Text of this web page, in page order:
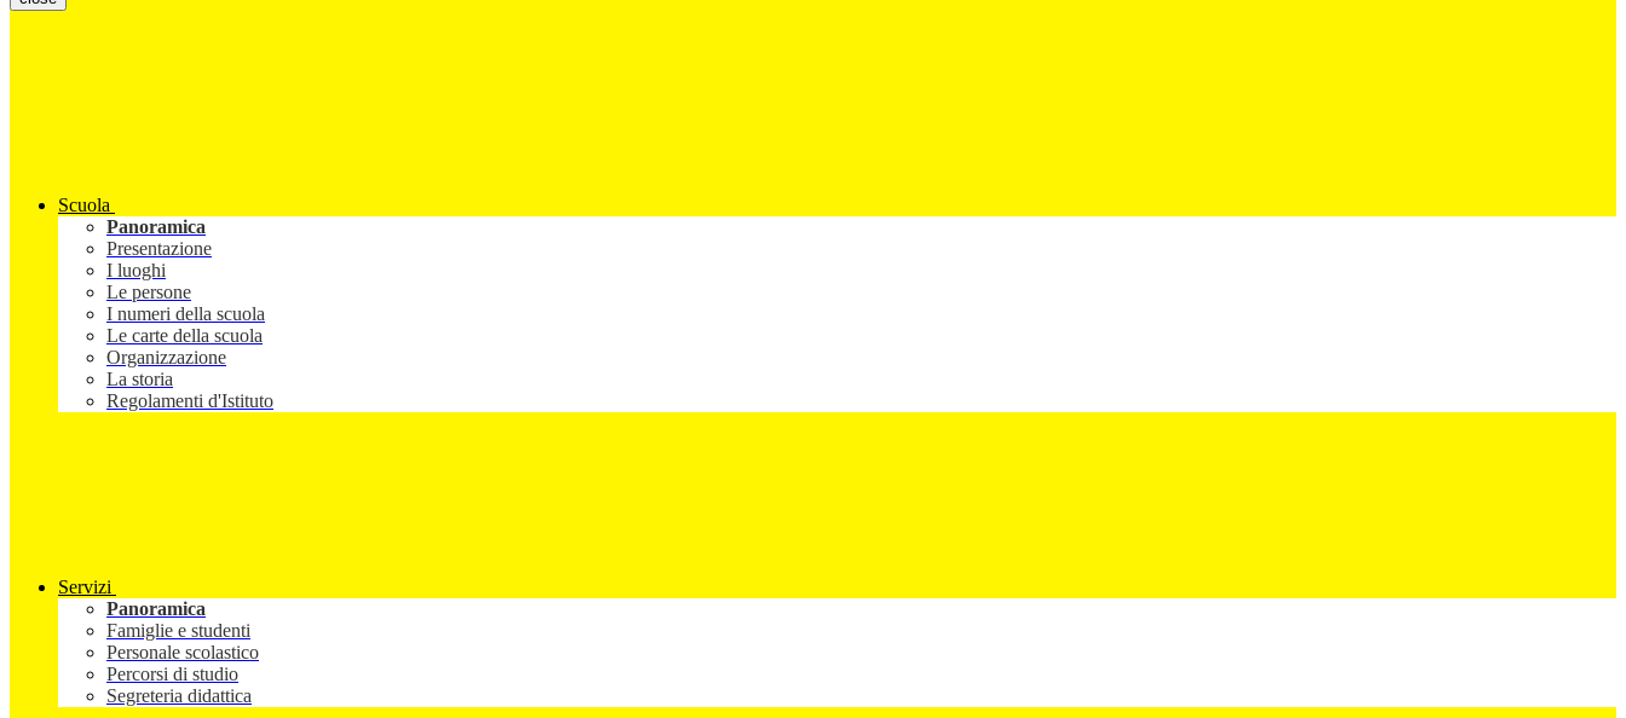
Scuola
Panoramica
Presentazione
I luoghi
Le persone
I numeri della scuola
Le carte della scuola
Organizzazione
La storia
Regolamenti d'Istituto
Servizi
Panoramica
Famiglie e studenti
Personale scolastico
Percorsi di studio
Segreteria didattica